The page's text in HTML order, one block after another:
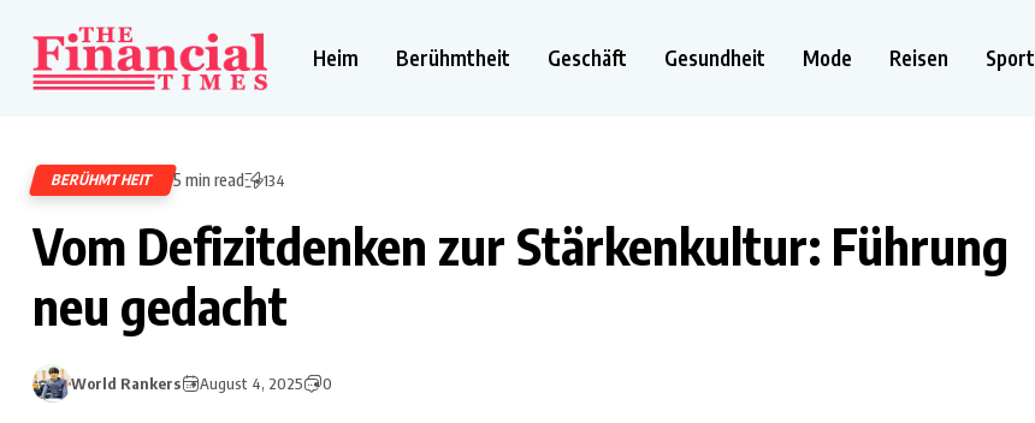
Heim Berühmtheit Geschäft Gesundheit Mode Reisen Sport
BERÜHMTHEIT 5 min read 134
Vom Defizitdenken zur Stärkenkultur: Führung
neu gedacht
World Rankers August 4, 2025 0